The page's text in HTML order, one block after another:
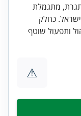
מתגמלת
כחלק
ותפעול שוטף
⚠